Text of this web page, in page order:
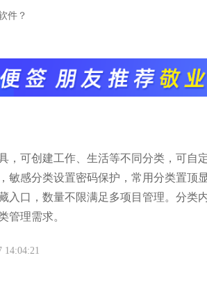
件？
，可创建工作、生活等不同分类， 可自
敏感分类设置密码保护，常用分类置顶
入口，数量不限满足多项目管理。分类
管理需求。
14:04:21